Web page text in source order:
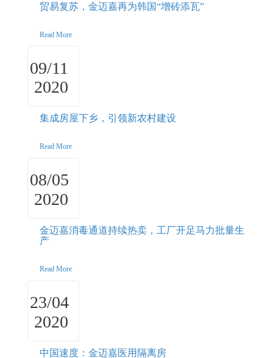
贸易复苏，金迈嘉再为韩国“增砖添瓦”
Read More
09/11
2020
集成房屋下乡，引领新农村建设
Read More
08/05
2020
金迈嘉消毒通道持续热卖，工厂开足马力批量生
产
Read More
23/04
2020
中国速度：金迈嘉医用隔离房